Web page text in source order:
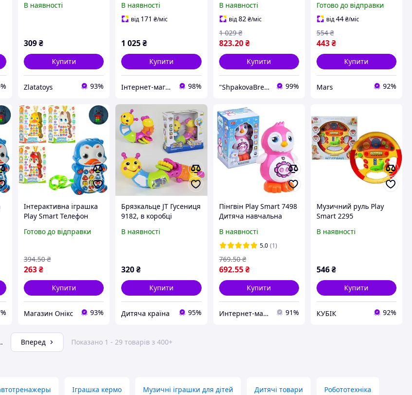
В наявності
309₴
Купити
Zlatatoys 93%
В наявності
від 171 ₴/міс
1 025₴
Купити
Інтернет-магазин "Капітоша" 98%
мова музичний, букви
цифри звуки, 3+,
рожевий
В наявності
від82 ₴/міс
823.20 ₴
1 029 ₴
Купити
"ShpakovaBrend - інтернет магазин брендових подарунків" 99%
Готово до відправки
від44₴/міс
443₴
554 ₴
Купити
Mars 92%
Інтерактивна іграшка
Play Smart Телефон
якість
Готово до відправки
263₴
394.50 ₴
Купити
Магазин Онікс 93%
Брязкальце JT Гусениця
9182, в коробці
В наявності
320₴
Купити
Дитяча країна 95%
Пінгвін Play Smart 7498
Дитяча навчальна
іграшка
В наявності
5.0 (1)
692.55 ₴
769.50 ₴
Купити
Интернет-магазин Восторг Онлайн - товары для различных людей! 91%
Музичний руль Play
Smart 2295
В наявності
546₴
Купити
КУБІК 92%
Вперед Показано 1 - 29 товарів з 400+
Іграшка кермо Музичні іграшки для дітей Дитячі товари Робототехніка